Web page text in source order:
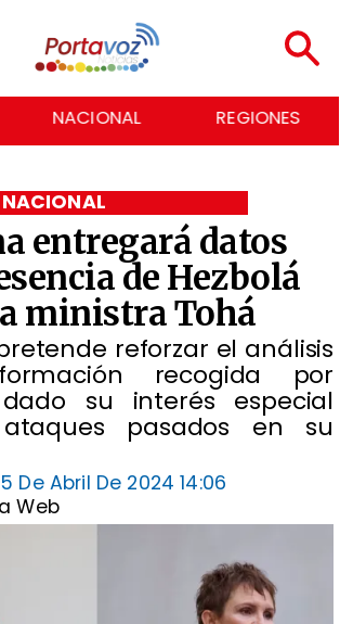
REGIONES ECONOMÍA
entregará datos
de Hezbolá
ministra Tohá
reforzar el análisis
recogida por
su interés especial
pasados en su
NACIONAL
De Abril De 2024 14:06
Web